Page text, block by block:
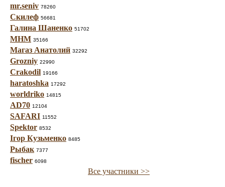
mr.seniv 78260
Скилеф 56681
Галина Шаненко 51702
МНМ 35166
Магаз Анатолий 32292
Grozniy 22990
Crakodil 19166
haratoshka 17292
worldriko 14815
AD70 12104
SAFARI 11552
Spektor 8532
Ігор Кузьменко 8485
Рыбак 7377
fischer 6098
Все участники >>